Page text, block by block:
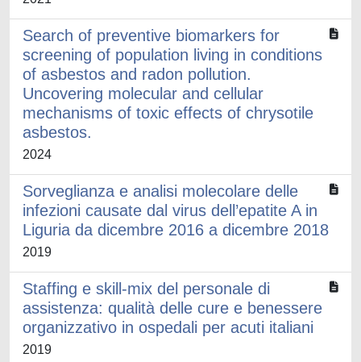
Search of preventive biomarkers for
screening of population living in conditions
of asbestos and radon pollution.
Uncovering molecular and cellular
mechanisms of toxic effects of chrysotile
asbestos.
2024
Sorveglianza e analisi molecolare delle
infezioni causate dal virus dell’epatite A in
Liguria da dicembre 2016 a dicembre 2018
2019
Staffing e skill-mix del personale di
assistenza: qualità delle cure e benessere
organizzativo in ospedali per acuti italiani
2019